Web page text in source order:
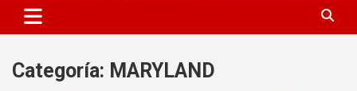
Categoría: MARYLAND